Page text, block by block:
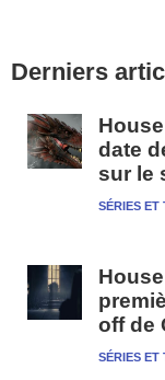
latérale
Derniers
date
sur le
SÉRIES ET
off de
SÉRIES ET